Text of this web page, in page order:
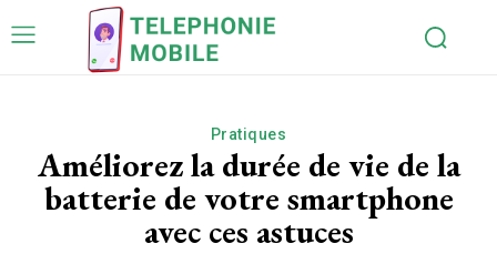
Pratiques
Améliorez la durée de vie de la
batterie de votre smartphone
avec ces astuces